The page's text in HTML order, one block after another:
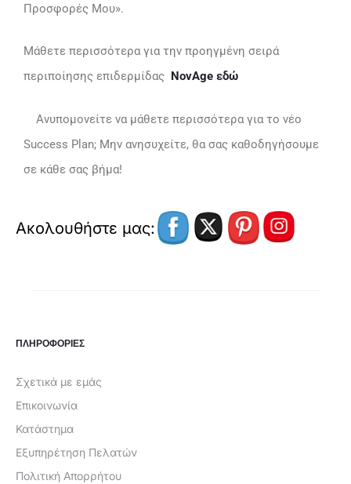
Προσφορές Μου».
Μάθετε περισσότερα για την προηγμένη σειρά
περιποίησης επιδερμίδας
NovAge εδώ
Ανυπομονείτε να μάθετε περισσότερα για το νέο
Success Plan; Μην ανησυχείτε, θα σας καθοδηγήσουμε
σε κάθε σας βήμα!
Ακολουθήστε μας:
ΠΛΗΡΟΦΟΡΙΕΣ
Σχετικά με εμάς
Επικοινωνία
Κατάστημα
Εξυπηρέτηση Πελατών
Πολιτική Απορρήτου